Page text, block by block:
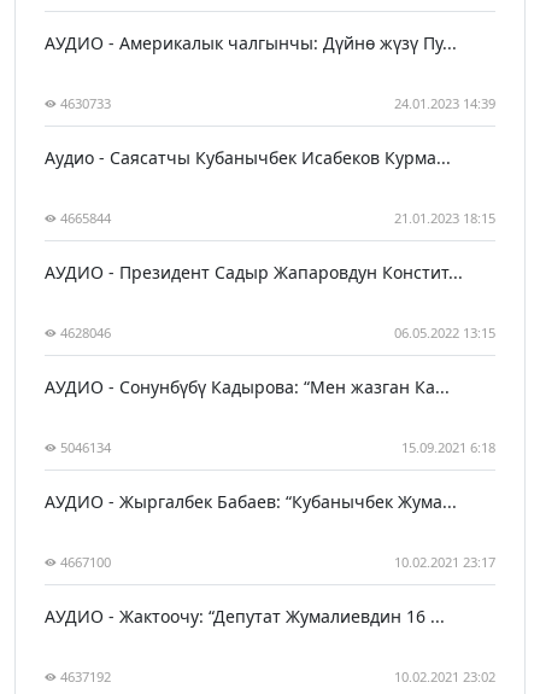
АУДИО - Америкалык чалгынчы: Дүйнө жүзү Пу...
4630733 24.01.2023 14:39
Аудио - Саясатчы Кубанычбек Исабеков Курма...
4665844 21.01.2023 18:15
АУДИО - Президент Садыр Жапаровдун Констит...
4628046 06.05.2022 13:15
АУДИО - Сонунбүбү Кадырова: “Мен жазган Ка...
5046134 15.09.2021 6:18
АУДИО - Жыргалбек Бабаев: “Кубанычбек Жума...
4667100 10.02.2021 23:17
АУДИО - Жактоочу: “Депутат Жумалиевдин 16 ...
4637192 10.02.2021 23:02